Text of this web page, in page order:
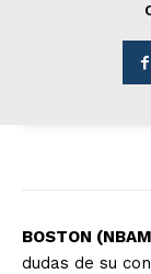
BOSTON
dudas de su